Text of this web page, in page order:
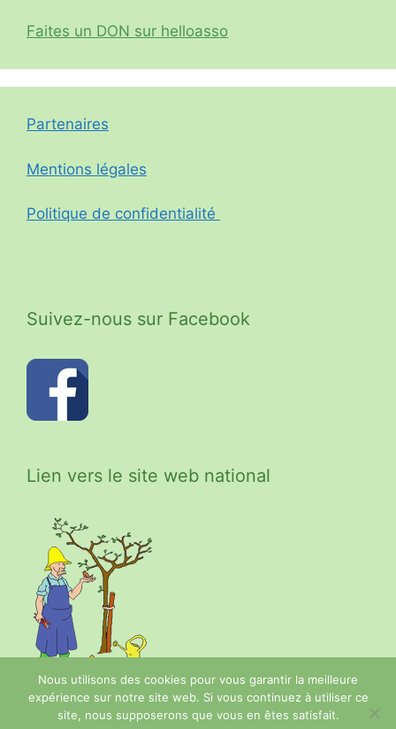
Faites un DON sur helloasso
Partenaires
Mentions légales
Politique de confidentialité
Suivez-nous sur Facebook
Lien vers le site web national
Nous utilisons des cookies pour vous garantir la meilleure
expérience sur notre site web. Si vous continuez à utiliser ce
site, nous supposerons que vous en êtes satisfait.